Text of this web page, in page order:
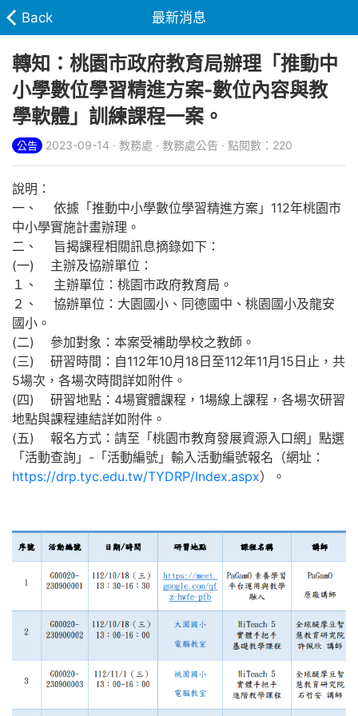
Back 最新消息
轉知：桃園市政府教育局辦理「推動中
小學數位學習精進方案-數位內容與教
學軟體」訓練課程一案。
公告 2023-09-14 · 教務處 · 教務處公告 · 點閱數：220
說明：
一、 依據「推動中小學數位學習精進方案」112年桃園市
中小學實施計畫辦理。
二、 旨揭課程相關訊息摘錄如下：
(一) 主辦及協辦單位：
１、 主辦單位：桃園市政府教育局。
２、 協辦單位：大園國小、同德國中、桃園國小及龍安
國小。
(二) 參加對象：本案受補助學校之教師。
(三) 研習時間：自112年10月18日至112年11月15日止，共
5場次，各場次時間詳如附件。
(四) 研習地點：4場實體課程，1場線上課程，各場次研習
地點與課程連結詳如附件。
(五) 報名方式：請至「桃園市教育發展資源入口網」點選
「活動查詢」-「活動編號」輸入活動編號報名（網址：
https://drp.tyc.edu.tw/TYDRP/Index.aspx）。